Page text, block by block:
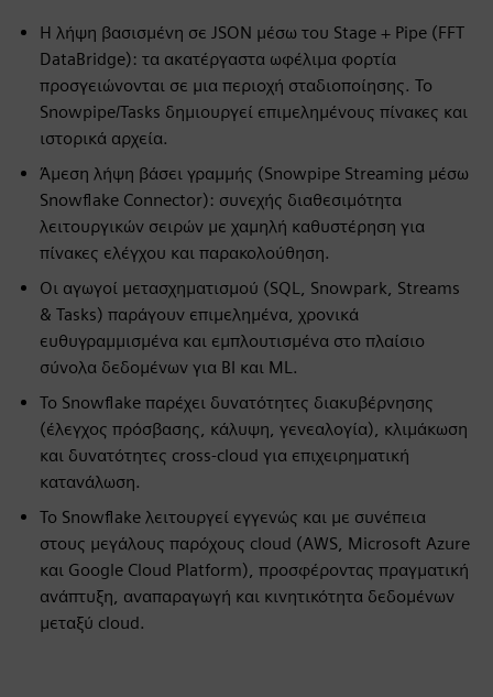
Η λήψη βασισμένη σε JSON μέσω του Stage + Pipe (FFT
DataBridge): τα ακατέργαστα ωφέλιμα φορτία
προσγειώνονται σε μια περιοχή σταδιοποίησης. Το
Snowpipe/Tasks δημιουργεί επιμελημένους πίνακες και
ιστορικά αρχεία.
Άμεση λήψη βάσει γραμμής (Snowpipe Streaming μέσω
Snowflake Connector): συνεχής διαθεσιμότητα
λειτουργικών σειρών με χαμηλή καθυστέρηση για
πίνακες ελέγχου και παρακολούθηση.
Οι αγωγοί μετασχηματισμού (SQL, Snowpark, Streams
& Tasks) παράγουν επιμελημένα, χρονικά
ευθυγραμμισμένα και εμπλουτισμένα στο πλαίσιο
σύνολα δεδομένων για BI και ML.
Το Snowflake παρέχει δυνατότητες διακυβέρνησης
(έλεγχος πρόσβασης, κάλυψη, γενεαλογία), κλιμάκωση
και δυνατότητες cross-cloud για επιχειρηματική
κατανάλωση.
Το Snowflake λειτουργεί εγγενώς και με συνέπεια
στους μεγάλους παρόχους cloud (AWS, Microsoft Azure
και Google Cloud Platform), προσφέροντας πραγματική
ανάπτυξη, αναπαραγωγή και κινητικότητα δεδομένων
μεταξύ cloud.